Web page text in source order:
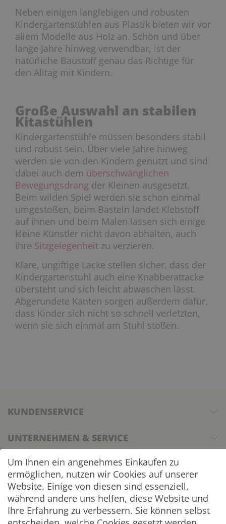
Neben einigen langlebigen und robusten
Kindergartenstühlen aus Plastik bieten wir vor
allem Modelle aus Holz an. Schön und über
lange Jahre hinweg verwendbar, ist der
natürliche Baustoff genau das Richtige für
den Alltag mit Kindern.
Große Auswahl an stabilen
Kitastühlen
Kindergartenstühle müssen besonders stabil
und robust sein. Über viele Jahre hinweg
werden sie von den Kindern genutzt und sind
dabei auch dem überschwänglichen
Bewegungsdrang der Kleinen ausgesetzt.
Beim wilden Spiel werden sie schon einmal
umgestoßen, beim Basteln landet Klebstoff
auf ihnen und beim Malen lassen sich einige
kleine Künstler nicht davon abhalten, auch
ihre Sitzgelegenheit zu verzieren.
Klare, ungiftige Lacke stellen sicher, dass der
Kindergartenstuhl auch eine Knabberattacke
übersteht und sich leicht abwaschen lässt.
Abgerundete Kanten sorgen außerdem dafür,
dass Kinder sich nicht so schnell verletzten,
wenn sie sich einmal am Stuhl stoßen.
KUNDENSERVICE
UNTERNEHMEN & SERVICE
INFORMATION
NEWSLETTER
ZAHLUNG & VERSAND
Um Ihnen ein angenehmes Einkaufen zu
ermöglichen, nutzen wir Cookies auf unserer
Website. Einige von diesen sind essenziell,
während andere uns helfen, diese Website und
Ihre Erfahrung zu verbessern. Sie können selbst